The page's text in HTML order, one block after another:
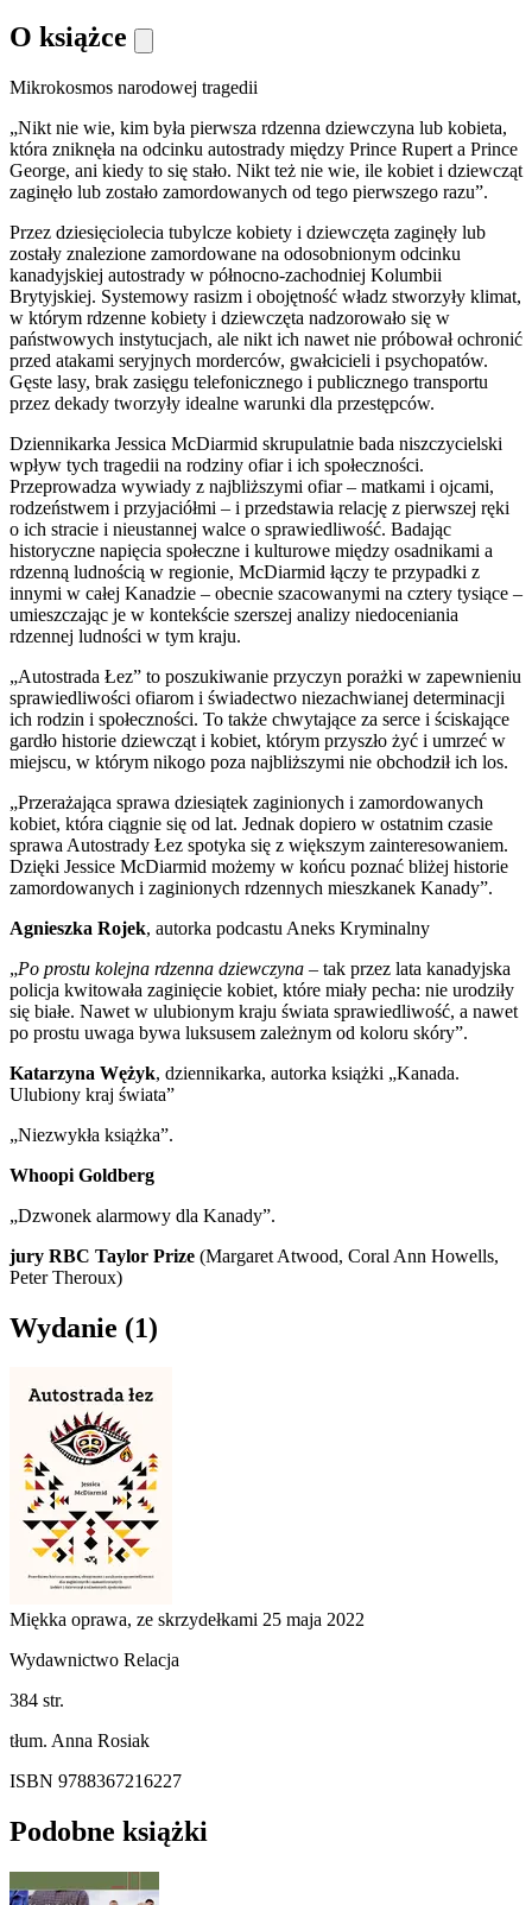
O książce
Mikrokosmos narodowej tragedii
„Nikt nie wie, kim była pierwsza rdzenna dziewczyna lub kobieta,
która zniknęła na odcinku autostrady między Prince Rupert a Prince
George, ani kiedy to się stało. Nikt też nie wie, ile kobiet i dziewcząt
zaginęło lub zostało zamordowanych od tego pierwszego razu”.
Przez dziesięciolecia tubylcze kobiety i dziewczęta zaginęły lub
zostały znalezione zamordowane na odosobnionym odcinku
kanadyjskiej autostrady w północno-zachodniej Kolumbii
Brytyjskiej. Systemowy rasizm i obojętność władz stworzyły klimat,
w którym rdzenne kobiety i dziewczęta nadzorowało się w
państwowych instytucjach, ale nikt ich nawet nie próbował ochronić
przed atakami seryjnych morderców, gwałcicieli i psychopatów.
Gęste lasy, brak zasięgu telefonicznego i publicznego transportu
przez dekady tworzyły idealne warunki dla przestępców.
Dziennikarka Jessica McDiarmid skrupulatnie bada niszczycielski
wpływ tych tragedii na rodziny ofiar i ich społeczności.
Przeprowadza wywiady z najbliższymi ofiar – matkami i ojcami,
rodzeństwem i przyjaciółmi – i przedstawia relację z pierwszej ręki
o ich stracie i nieustannej walce o sprawiedliwość. Badając
historyczne napięcia społeczne i kulturowe między osadnikami a
rdzenną ludnością w regionie, McDiarmid łączy te przypadki z
innymi w całej Kanadzie – obecnie szacowanymi na cztery tysiące –
umieszczając je w kontekście szerszej analizy niedoceniania
rdzennej ludności w tym kraju.
„Autostrada Łez” to poszukiwanie przyczyn porażki w zapewnieniu
sprawiedliwości ofiarom i świadectwo niezachwianej determinacji
ich rodzin i społeczności. To także chwytające za serce i ściskające
gardło historie dziewcząt i kobiet, którym przyszło żyć i umrzeć w
miejscu, w którym nikogo poza najbliższymi nie obchodził ich los.
„Przerażająca sprawa dziesiątek zaginionych i zamordowanych
kobiet, która ciągnie się od lat. Jednak dopiero w ostatnim czasie
sprawa Autostrady Łez spotyka się z większym zainteresowaniem.
Dzięki Jessice McDiarmid możemy w końcu poznać bliżej historie
zamordowanych i zaginionych rdzennych mieszkanek Kanady”.
Agnieszka Rojek, autorka podcastu Aneks Kryminalny
„Po prostu kolejna rdzenna dziewczyna – tak przez lata kanadyjska
policja kwitowała zaginięcie kobiet, które miały pecha: nie urodziły
się białe. Nawet w ulubionym kraju świata sprawiedliwość, a nawet
po prostu uwaga bywa luksusem zależnym od koloru skóry”.
Katarzyna Wężyk, dziennikarka, autorka książki „Kanada.
Ulubiony kraj świata”
„Niezwykła książka”.
Whoopi Goldberg
„Dzwonek alarmowy dla Kanady”.
jury RBC Taylor Prize (Margaret Atwood, Coral Ann Howells,
Peter Theroux)
Wydanie (1)
Miękka oprawa, ze skrzydełkami 25 maja 2022
Wydawnictwo Relacja
384 str.
tłum. Anna Rosiak
ISBN 9788367216227
Podobne książki